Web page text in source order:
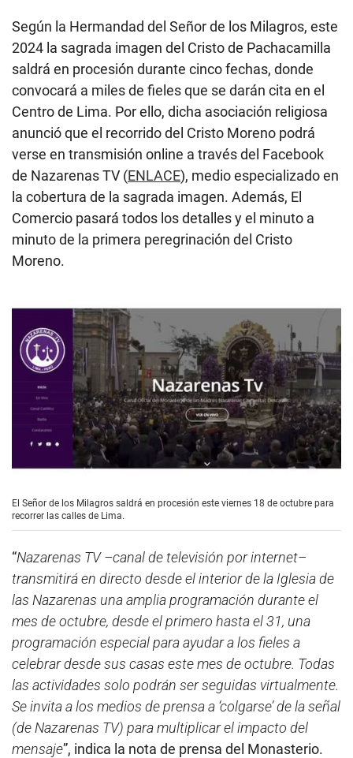
Según la Hermandad del Señor de los Milagros, este
2024 la sagrada imagen del Cristo de Pachacamilla
saldrá en procesión durante cinco fechas, donde
convocará a miles de fieles que se darán cita en el
Centro de Lima. Por ello, dicha asociación religiosa
anunció que el recorrido del Cristo Moreno podrá
verse en transmisión online a través del Facebook
de Nazarenas TV (ENLACE), medio especializado en
la cobertura de la sagrada imagen. Además, El
Comercio pasará todos los detalles y el minuto a
minuto de la primera peregrinación del Cristo
Moreno.
El Señor de los Milagros saldrá en procesión este viernes 18 de octubre para
recorrer las calles de Lima.
“Nazarenas TV –canal de televisión por internet–
transmitirá en directo desde el interior de la Iglesia de
las Nazarenas una amplia programación durante el
mes de octubre, desde el primero hasta el 31, una
programación especial para ayudar a los fieles a
celebrar desde sus casas este mes de octubre. Todas
las actividades solo podrán ser seguidas virtualmente.
Se invita a los medios de prensa a ‘colgarse’ de la señal
(de Nazarenas TV) para multiplicar el impacto del
mensaje”, indica la nota de prensa del Monasterio.